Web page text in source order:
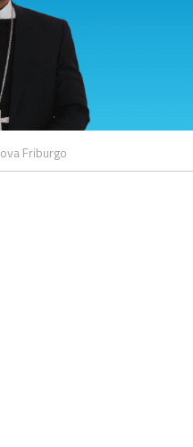
Friburgo